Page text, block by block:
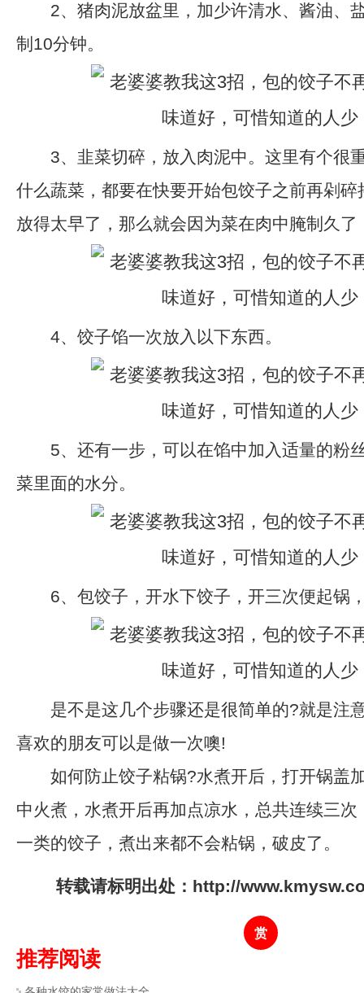
2、猪肉泥放盆里，加少许清水、酱油、
制10分钟。
3、韭菜切碎，放入肉泥中。这里有个很
什么蔬菜，都要在快要开始包饺子之前再剁碎
放得太早了，那么就会因为菜在肉中腌制久了
4、饺子馅一次放入以下东西。
5、还有一步，可以在馅中加入适量的粉
菜里面的水分。
6、包饺子，开水下饺子，开三次便起锅
是不是这几个步骤还是很简单的?就是注
喜欢的朋友可以是做一次噢!
如何防止饺子粘锅?水煮开后，打开锅盖
中火煮，水煮开后再加点凉水，总共连续三
一类的饺子，煮出来都不会粘锅，破皮了。
转载请标明出处：http://
赏
推荐阅读